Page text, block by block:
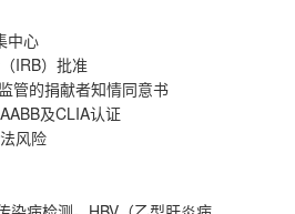
中心
IRB）批准
管的捐献者知情同意书
及CLIA认证
风险